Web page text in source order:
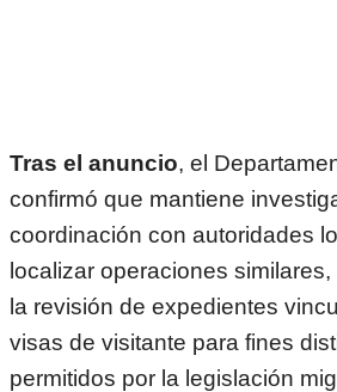
Tras el anuncio, el
confirmó que mantiene
coordinación con autoridades
localizar operaciones
la revisión de expedientes
visas de visitante para fines
permitidos por la legislación